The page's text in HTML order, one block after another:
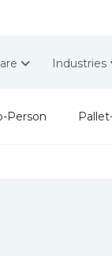
Industries
Person